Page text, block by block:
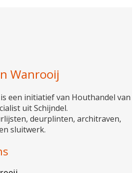
Wanrooij
een initiatief van Houthandel van
uit Schijndel.
deurplinten, architraven,
sluitwerk.